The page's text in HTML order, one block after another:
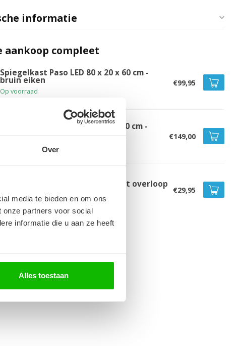
Over
media te bieden en om ons
onze partners voor social
informatie die u aan ze heeft
Alles toestaan
informatie
aankoop compleet
Spiegelkast Paso LED 80 x 20 x 60 cm -
bruin eiken
Op voorraad
€99,95
Badkamerkast Paso 35 x 35 x 160 cm -
bruin eiken €149,00
Afvoerplug groot - chroom - met overloop
Op voorraad
€29,95